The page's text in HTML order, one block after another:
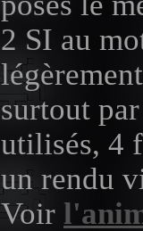
2 SI au
surtout
utilisés, 4
un rendu
Voir